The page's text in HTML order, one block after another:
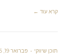
קרא עוד ←
תוכן שיווקי פברואר 19, 2025